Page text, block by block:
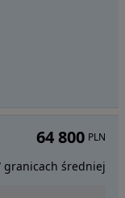
64 800 PLN
granicach średniej